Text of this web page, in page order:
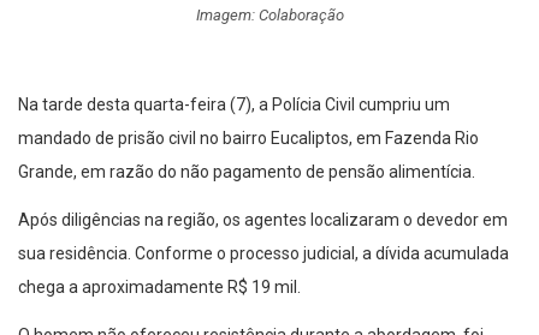
Imagem: Colaboração
Na tarde desta quarta-feira (7), a Polícia Civil cumpriu um
mandado de prisão civil no bairro Eucaliptos, em Fazenda Rio
Grande, em razão do não pagamento de pensão alimentícia.
Após diligências na região, os agentes localizaram o devedor em
sua residência. Conforme o processo judicial, a dívida acumulada
chega a aproximadamente R$ 19 mil.